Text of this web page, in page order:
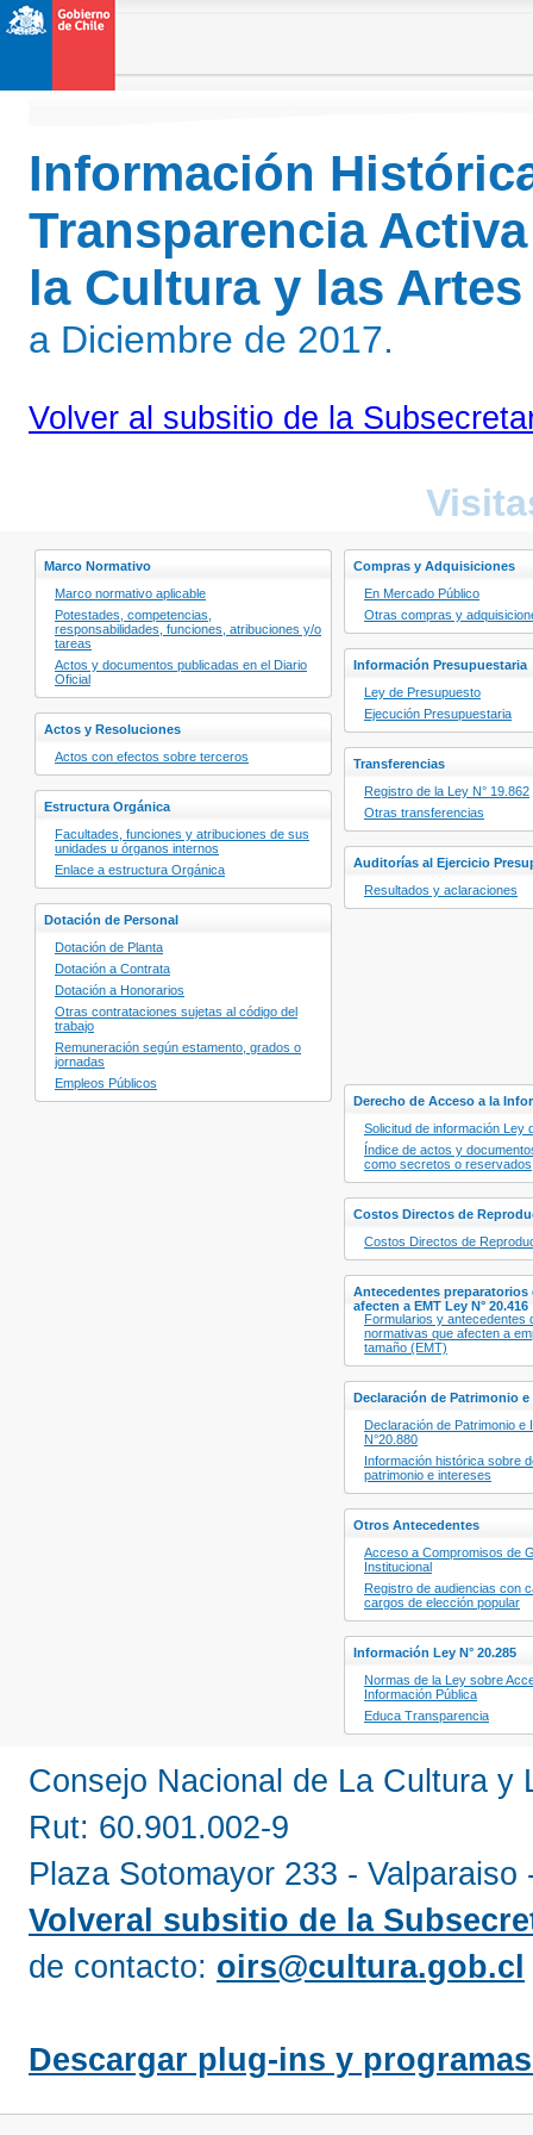
Información
Transparencia
la Cultura y las Artes
a Diciembre de 2017.
Volver al subsitio de la
Marco Normativo
Marco normativo aplicable
Potestades, competencias,
responsabilidades, funciones, atribuciones y/o
tareas
Actos y documentos publicadas en el Diario
Oficial
Actos y Resoluciones
Actos con efectos sobre terceros
Estructura Orgánica
Facultades, funciones y atribuciones de sus
unidades u órganos internos
Enlace a estructura Orgánica
Dotación de Personal
Dotación de Planta
Dotación a Contrata
Dotación a Honorarios
Otras contrataciones sujetas al código del
trabajo
Remuneración según estamento, grados o
jornadas
Empleos Públicos
Compras y Adquisiciones
En Mercado Público
Otras compras y
Información Presupuestaria
Ley de Presupuesto
Ejecución Presupuestaria
Transferencias
Registro de la Ley N° 19.862
Otras transferencias
Auditorías al Ejercicio
Resultados y aclaraciones
Derecho de Acceso a la
Solicitud de información Ley
Índice de actos y
como secretos o reservados
Costos Directos de
Costos Directos de
Antecedentes preparatorios
afecten a EMT Ley N° 20.416
Formularios y antecedentes
normativas que afecten a
tamaño (EMT)
Declaración de Patrimonio e
Declaración de Patrimonio e
N°20.880
Información histórica sobre
patrimonio e intereses
Otros Antecedentes
Acceso a Compromisos de
Institucional
Registro de audiencias con
cargos de elección popular
Información Ley N° 20.285
Normas de la Ley sobre
Información Pública
Educa Transparencia
Consejo Nacional de La Cultura y
Rut: 60.901.002-9
Plaza Sotomayor 233 -
Volveral subsitio de la
de contacto: oirs@cultura.gob.cl
Descargar plug-ins y